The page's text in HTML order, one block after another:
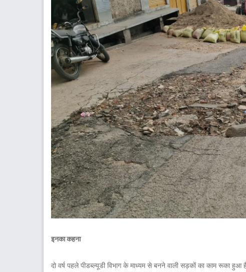
इनका कहना
दो वर्ष पहले पीडब्ल्यूडी विभाग के माध्यम से बनने वाली सड़कों का काम रूका